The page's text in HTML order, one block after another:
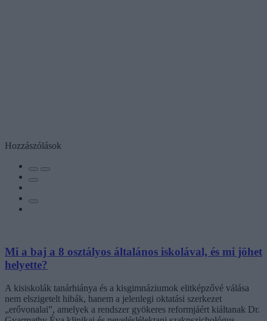
Hozzászólások
Mi a baj a 8 osztályos általános iskolával, és mi jöhet
helyette?
A kisiskolák tanárhiánya és a kisgimnáziumok elitképzővé válása
nem elszigetelt hibák, hanem a jelenlegi oktatási szerkezet
„erővonalai”, amelyek a rendszer gyökeres reformjáért kiáltanak Dr.